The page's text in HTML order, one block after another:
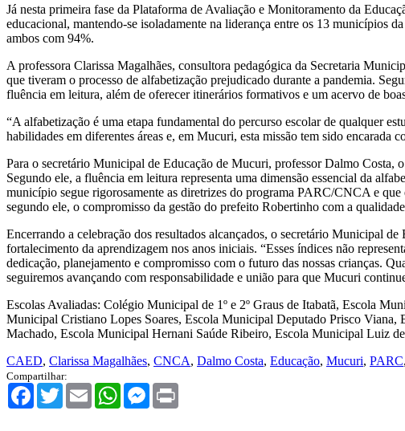
Já nesta primeira fase da Plataforma de Avaliação e Monitoramento da
educacional, mantendo-se isoladamente na liderança entre os 13 municípios
ambos com 94%.
A professora Clarissa Magalhães, consultora pedagógica da Secretaria
que tiveram o processo de alfabetização prejudicado durante a pandemia.
fluência em leitura, além de oferecer itinerários formativos e um acervo de
“A alfabetização é uma etapa fundamental do percurso escolar de qualquer
habilidades em diferentes áreas e, em Mucuri, esta missão tem sido encarada
Para o secretário Municipal de Educação de Mucuri, professor Dalmo Costa,
Segundo ele, a fluência em leitura representa uma dimensão essencial da
município segue rigorosamente as diretrizes do programa PARC/CNCA e
segundo ele, o compromisso da gestão do prefeito Robertinho com a
Encerrando a celebração dos resultados alcançados, o secretário Municipal
fortalecimento da aprendizagem nos anos iniciais. “Esses índices não
dedicação, planejamento e compromisso com o futuro das nossas crianças.
seguiremos avançando com responsabilidade e união para que Mucuri
Escolas Avaliadas: Colégio Municipal de 1º e 2º Graus de Itabatã, Escola
Municipal Cristiano Lopes Soares, Escola Municipal Deputado Prisco
Machado, Escola Municipal Hernani Saúde Ribeiro, Escola Municipal Luiz
CAED, Clarissa Magalhães, CNCA, Dalmo Costa, Educação, Mucuri, PARC,
Compartilhar:
Facebook
TwitterEmail WhatsAppMessenger